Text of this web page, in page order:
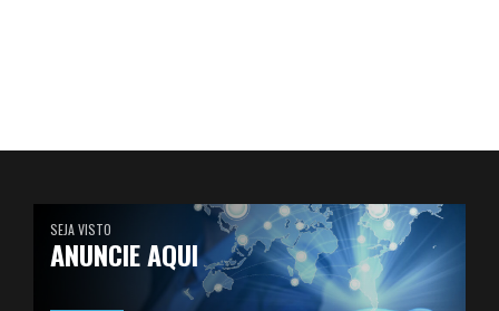
SEJA VISTO
ANUNCIE AQUI